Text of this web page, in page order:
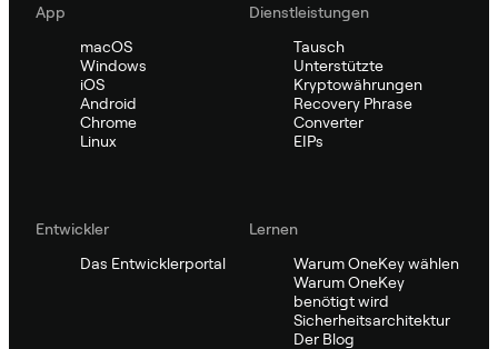
App
macOS
Windows
iOS
Android
Chrome
Linux
Dienstleistungen
Tausch
Unterstützte
Kryptowährungen
Recovery Phrase
Converter
EIPs
Entwickler
Das Entwicklerportal
Lernen
Warum OneKey wählen
Warum OneKey
benötigt wird
Sicherheitsarchitektur
Der Blog